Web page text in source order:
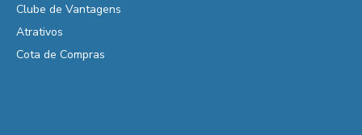
Clube de Vantagens
Atrativos
Cota de Compras